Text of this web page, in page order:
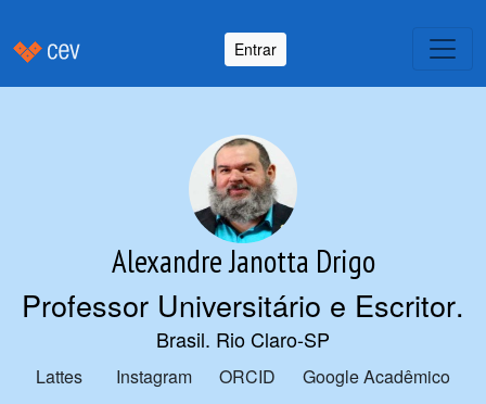
Entrar
Alexandre Janotta Drigo
Professor Universitário e Escritor.
Brasil. Rio Claro-SP
Lattes Instagram ORCID
Google Acadêmico